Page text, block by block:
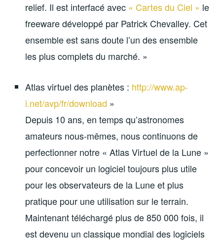
relief. Il est interfacé avec « Cartes du Ciel » le
freeware développé par Patrick Chevalley. Cet
ensemble est sans doute l’un des ensemble
les plus complets du marché. »
Atlas virtuel des planètes : http://www.ap-
i.net/avp/fr/download »
Depuis 10 ans, en temps qu’astronomes
amateurs nous-mêmes, nous continuons de
perfectionner notre « Atlas Virtuel de la Lune »
pour concevoir un logiciel toujours plus utile
pour les observateurs de la Lune et plus
pratique pour une utilisation sur le terrain.
Maintenant téléchargé plus de 850 000 fois, il
est devenu un classique mondial des logiciels